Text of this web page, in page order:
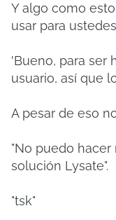
Y algo como
usar para
'Bueno, para ser
usuario, así que
A pesar de eso
"No puedo
solución Lysate".
"tsk"